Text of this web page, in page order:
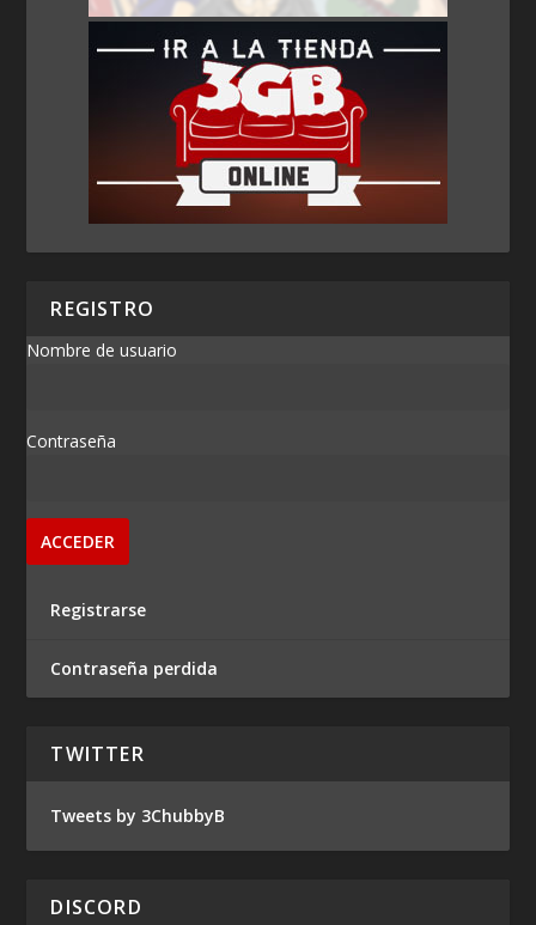
REGISTRO
Nombre de usuario
Contraseña
Registrarse
Contraseña perdida
TWITTER
Tweets by 3ChubbyB
DISCORD